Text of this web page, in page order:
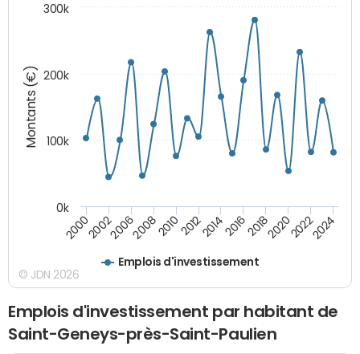
Montants (€)
Emplois d'investissement
200020022006200820102012201420162018202020222024
0k
100k
200k
300k
© JDN 2026
Emplois d'investissement par habitant de
Saint-Geneys-près-Saint-Paulien